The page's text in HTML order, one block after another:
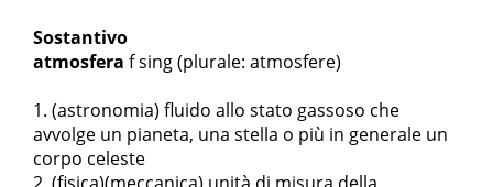
Sostantivo
atmosfera f sing(plurale: atmosfere)
(astronomia) fluido allo stato gassoso che
avvolge un pianeta, una stella o più in generale un
corpo celeste